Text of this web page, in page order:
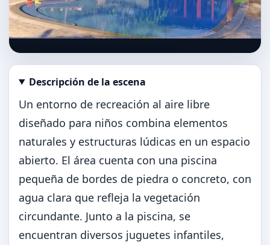
Abrir imagen en tamaño completo
Descripción de la escena
Un entorno de recreación al aire libre
diseñado para niños combina elementos
naturales y estructuras lúdicas en un espacio
abierto. El área cuenta con una piscina
pequeña de bordes de piedra o concreto, con
agua clara que refleja la vegetación
circundante. Junto a la piscina, se
encuentran diversos juguetes infantiles,